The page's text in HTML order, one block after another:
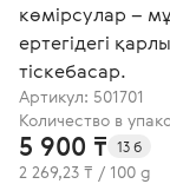
көмірсулар –
ертегідегі
тіскебасар.
Артикул: 501701
Количество в
5 900 ₸ 13 б
2 269,23 ₸ / 100 g